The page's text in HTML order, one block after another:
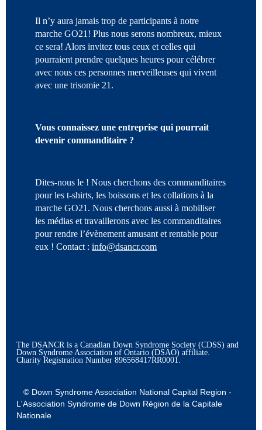
Il n’y aura jamais trop de participants à notre
marche GO21! Plus nous serons nombreux, mieux
ce sera! Alors invitez tous ceux et celles qui
pourraient prendre quelques heures pour célébrer
avec nous ces personnes merveilleuses qui vivent
avec une trisomie 21.
Vous connaissez une entreprise qui pourrait
devenir commanditaire ?
Dites-nous le ! Nous cherchons des commanditaires
pour les t-shirts, les boissons et les collations à la
marche GO21. Nous cherchons aussi à mobiliser
les médias et travaillerons avec les commanditaires
pour rendre l’évènement amusant et rentable pour
eux ! Contact : info@dsancr.com
The DSANCR is a Canadian Down Syndrome Society (CDSS) and
Down Syndrome Association of Ontario (DSAO) affiliate.
Charity Registration Number 896568417RR0001.
© Down Syndrome Association National Capital Region -
L'Association Syndrome de Down Région de la Capitale
Nationale